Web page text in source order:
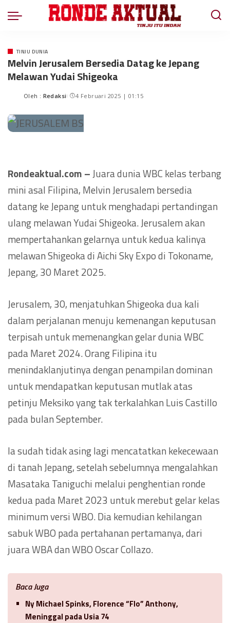
TINJU DUNIA
Melvin Jerusalem Bersedia Datag ke Jepang
Melawan Yudai Shigeoka
Oleh : Redaksi 4 Februari 2025 | 01:15
Rondeaktual.com –Juara dunia WBC kelas terbang
mini asal Filipina, Melvin Jerusalem bersedia
datang ke Jepang untuk menghadapi pertandingan
ulang melawan Yudai Shigeoka. Jerusalem akan
mempertahankan gelarnya untuk kedua kalinya
melawan Shigeoka di Aichi Sky Expo di Tokoname,
Jepang, 30 Maret 2025.
Jerusalem, 30, menjatuhkan Shigeoka dua kali
dalam perjalanan menuju kemenangan keputusan
terpisah untuk memenangkan gelar dunia WBC
pada Maret 2024. Orang Filipina itu
menindaklanjutinya dengan penampilan dominan
untuk mendapatkan keputusan mutlak atas
petinju Meksiko yang tak terkalahkan Luis Castillo
pada bulan September.
Ia sudah tidak asing lagi mencatatkan kekecewaan
di tanah Jepang, setelah sebelumnya mengalahkan
Masataka Taniguchi melalui penghentian ronde
kedua pada Maret 2023 untuk merebut gelar kelas
minimum versi WBO. Dia kemudian kehilangan
sabuk WBO pada pertahanan pertamanya, dari
juara WBA dan WBO Oscar Collazo.
Baca Juga
Ny Michael Spinks, Florence “Flo” Anthony,
Meninggal pada Usia 74